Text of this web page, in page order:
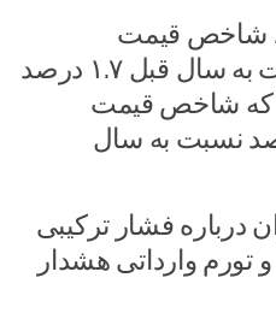
شاخص قیمت
مصرف‌کننده چین نسبت به سال قبل ۱.۷ درصد
که شاخص قیمت
چین ۷.۷ درصد نسبت به سال
درباره فشار ترکیبی
تورم وارداتی هشدار